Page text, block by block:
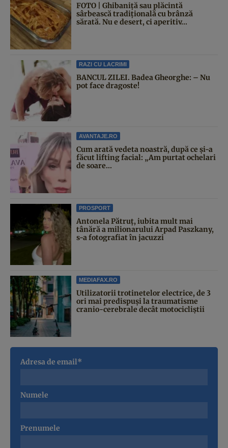
FOTO | Ghibaniță sau plăcintă
sârbească tradițională cu brânză
sărată. Nu e desert, ci aperitiv...
RAZI CU LACRIMI
BANCUL ZILEI. Badea Gheorghe: – Nu
pot face dragoste!
AVANTAJE.RO
Cum arată vedeta noastră, după ce și-a
făcut lifting facial: „Am purtat ochelari
de soare...
PROSPORT
Antonela Pătruț, iubita mult mai
tânără a milionarului Arpad Paszkany,
s-a fotografiat în jacuzzi
MEDIAFAX.RO
Utilizatorii trotinetelor electrice, de 3
ori mai predispuși la traumatisme
cranio-cerebrale decât motocicliștii
Adresa de email*
Numele
Prenumele